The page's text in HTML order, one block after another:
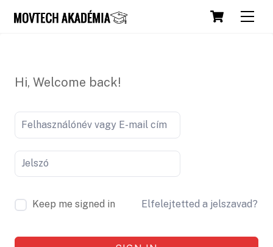
Cart
Hi, Welcome back!
Keep me signed in Elfelejtetted a jelszavad?